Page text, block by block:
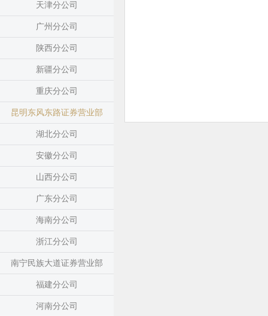
天津分公司
广州分公司
陕西分公司
新疆分公司
重庆分公司
昆明东风东路证券营业部
湖北分公司
安徽分公司
山西分公司
广东分公司
海南分公司
浙江分公司
南宁民族大道证券营业部
福建分公司
河南分公司